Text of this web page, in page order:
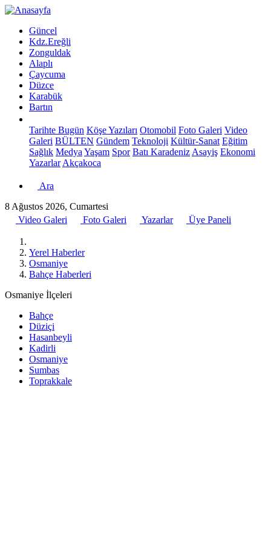
Güncel
Kdz.Ereğli
Zonguldak
Alaplı
Çaycuma
Düzce
Karabük
Bartın
Tarihte Bugün Köşe Yazıları Otomobil Foto Galeri Video
Galeri BÜLTEN Gündem Teknoloji Kültür-Sanat Eğitim
Sağlık Medya Yaşam Spor Batı Karadeniz Asayiş Ekonomi
Yazarlar Akçakoca
Ara
8 Ağustos 2026, Cumartesi
Video Galeri
Foto Galeri Yazarlar Üye Paneli
Yerel Haberler
Osmaniye
Bahçe Haberleri
Osmaniye İlçeleri
Bahçe
Düziçi
Hasanbeyli
Kadirli
Osmaniye
Sumbas
Toprakkale